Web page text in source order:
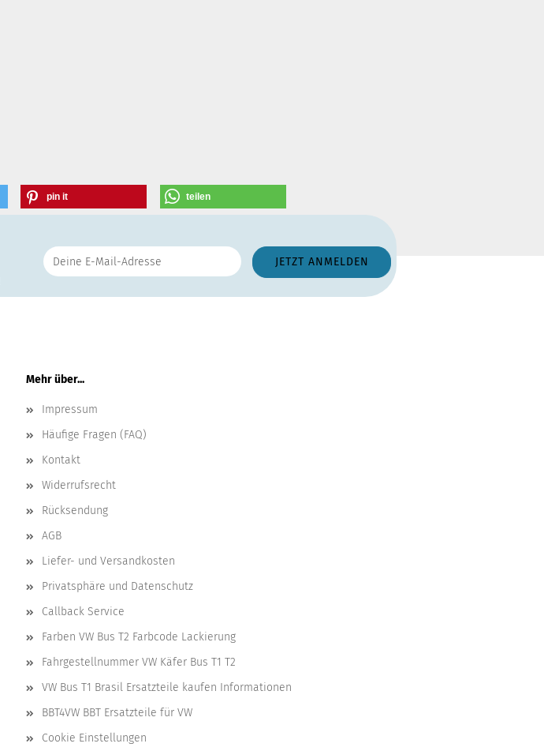
pin it teilen
Mehr über...
Impressum
Häufige Fragen (FAQ)
Kontakt
Widerrufsrecht
Rücksendung
AGB
Liefer- und Versandkosten
Privatsphäre und Datenschutz
Callback Service
Farben VW Bus T2 Farbcode Lackierung
Fahrgestellnummer VW Käfer Bus T1 T2
VW Bus T1 Brasil Ersatzteile kaufen Informationen
BBT4VW BBT Ersatzteile für VW
Cookie Einstellungen